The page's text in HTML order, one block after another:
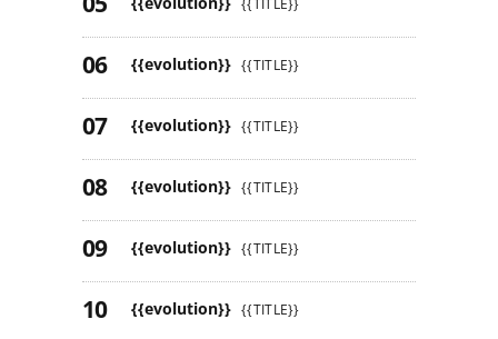
{{evolution}} {{TITLE}}
{{evolution}} {{TITLE}}
{{evolution}} {{TITLE}}
{{evolution}} {{TITLE}}
{{evolution}} {{TITLE}}